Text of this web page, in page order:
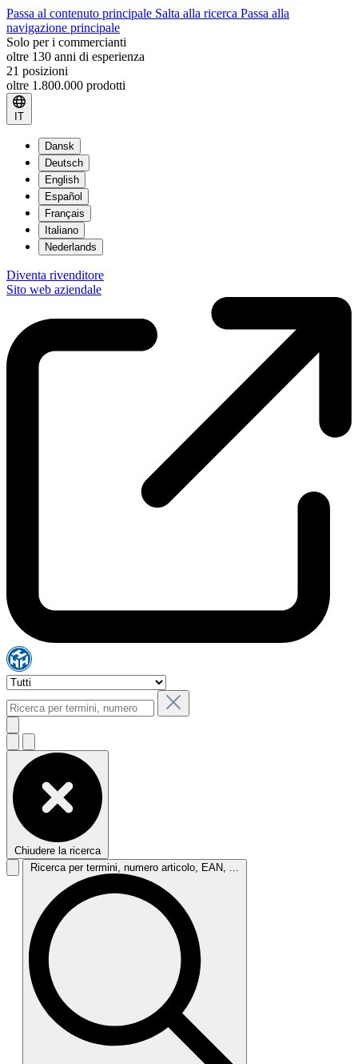
Passa al contenuto principale Salta alla ricerca Passa alla
navigazione principale
Solo per i commercianti
oltre 130 anni di esperienza
21 posizioni
oltre 1.800.000 prodotti
IT
Dansk
Deutsch
English
Español
Français
Italiano
Nederlands
Diventa rivenditore
Sito web aziendale
Chiudere la ricerca
Ricerca per termini, numero articolo, EAN, ...